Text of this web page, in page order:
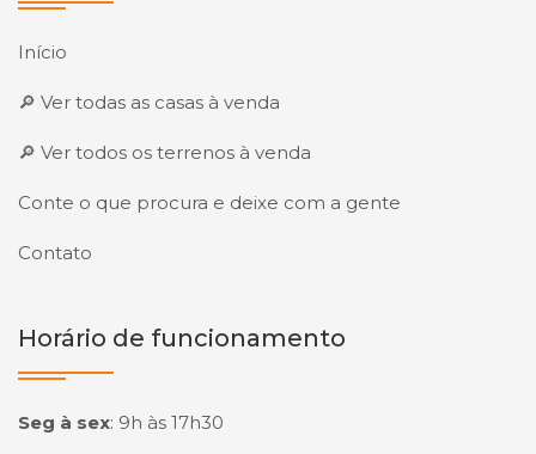
Início
🔎 Ver todas as casas à venda
🔎 Ver todos os terrenos à venda
Conte o que procura e deixe com a gente
Contato
Horário de funcionamento
Seg à sex: 9h às 17h30